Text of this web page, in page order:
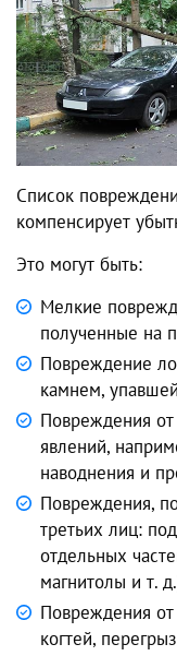
Список
компенсирует
Это могут быть:
Мелкие
полученные на
Повреждение
камнем,
Повреждения
явлений,
наводнения и
Повреждения,
третьих лиц:
отдельных
магнитолы и т.
Повреждения
когтей,